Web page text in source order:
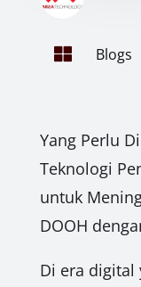
 Blogs
Yang Perlu
Teknologi
untuk
DOOH
Di era digital